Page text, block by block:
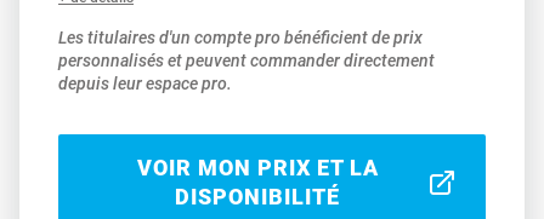
Les titulaires d'un compte pro bénéficient de prix
personnalisés et peuvent commander directement
depuis leur espace pro.
VOIR MON PRIX ET LA
DISPONIBILITÉ